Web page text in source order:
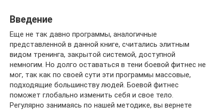
Введение
Еще не так давно программы, аналогичные
представленной в данной книге, считались элитным
видом тренинга, закрытой системой, доступной
немногим. Но долго оставаться в тени боевой фитнес не
мог, так как по своей сути эти программы массовые,
подходящие большинству людей. Боевой фитнес
поможет глобально изменить себя и свое тело.
Регулярно занимаясь по нашей методике, вы вернете